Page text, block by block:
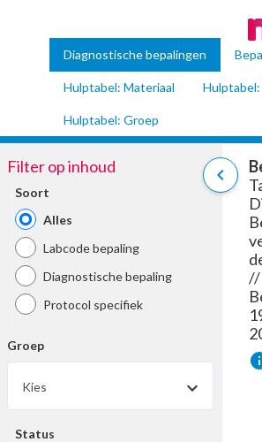
Diagnostische bepalingen
Hulptabel: Materiaal
Hulptabel: Groep
chevron_left
Filter op inhoud
Soort
Alles
Labcode bepaling
Diagnostische bepaling
Protocol specifiek
Groep
Kies
Status
//